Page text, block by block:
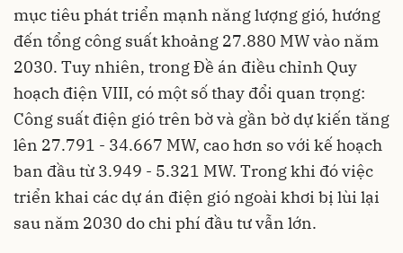
mục tiêu phát triển mạnh năng lượng gió, hướng
đến tổng công suất khoảng 27.880 MW vào năm
2030. Tuy nhiên, trong Đề án điều chỉnh Quy
hoạch điện VIII, có một số thay đổi quan trọng:
Công suất điện gió trên bờ và gần bờ dự kiến tăng
lên 27.791 - 34.667 MW, cao hơn so với kế hoạch
ban đầu từ 3.949 - 5.321 MW. Trong khi đó việc
triển khai các dự án điện gió ngoài khơi bị lùi lại
sau năm 2030 do chi phí đầu tư vẫn lớn.